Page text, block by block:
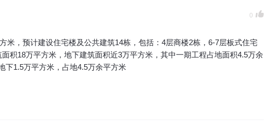
0
，预计建设住宅楼及公共建筑14栋，包括：4层商楼2栋，6-7层板式住宅
积18万平方米，地下建筑面积近3万平方米，其中一期工程占地面积4.5万余
下1.5万平方米，占地4.5万余平方米